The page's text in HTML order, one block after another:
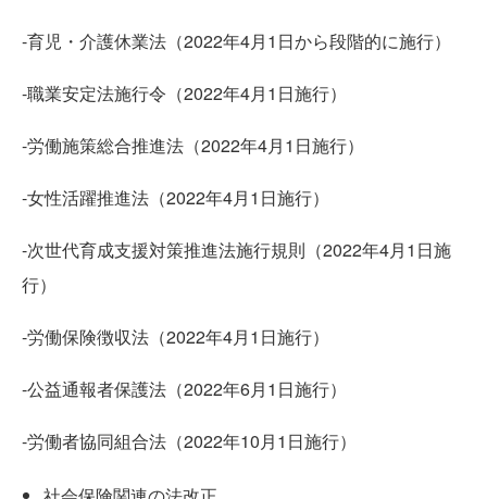
-育児・介護休業法（2022年4月1日から段階的に施行）
-職業安定法施行令（2022年4月1日施行）
-労働施策総合推進法（2022年4月1日施行）
-女性活躍推進法（2022年4月1日施行）
-次世代育成支援対策推進法施行規則（2022年4月1日施
行）
-労働保険徴収法（2022年4月1日施行）
-公益通報者保護法（2022年6月1日施行）
-労働者協同組合法（2022年10月1日施行）